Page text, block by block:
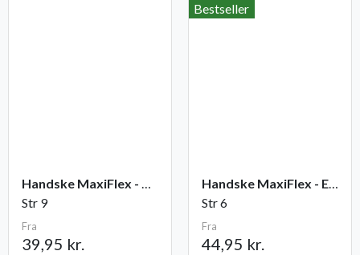
Handske MaxiFlex - Ultimate
Str 9
Fra
39,95 kr.
Bestseller
Handske MaxiFlex - Endurance
Str 6
Fra
44,95 kr.